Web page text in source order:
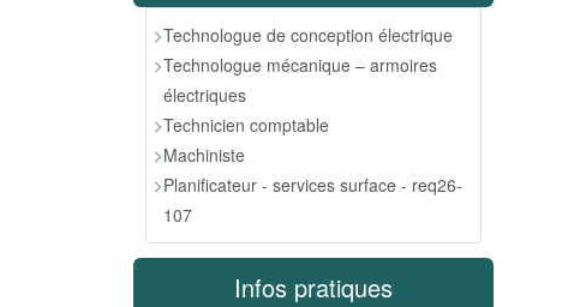
Technologue de conception électrique
Technologue mécanique – armoires
électriques
Technicien comptable
Machiniste
Planificateur - services surface - req26-
107
Infos pratiques